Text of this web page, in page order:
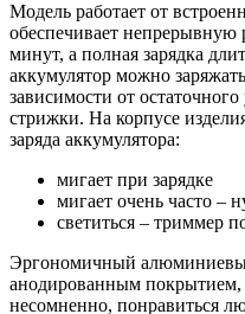
Модель работает от
обеспечивает непрерывную
минут, а полная зарядка
аккумулятор можно
зависимости от
стрижки. На корпусе
заряда аккумулятора:
мигает при зарядке
мигает очень часто –
светиться – триммер
Эргономичный
анодированным
несомненно, понравиться